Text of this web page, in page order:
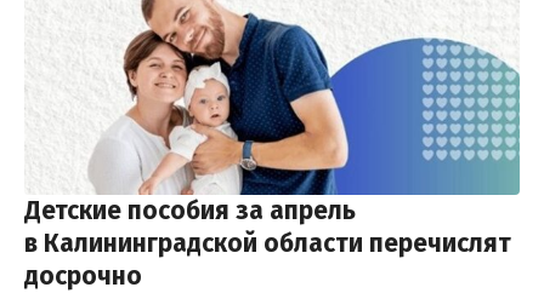
Детские пособия за апрель
в Калининградской области перечислят
досрочно